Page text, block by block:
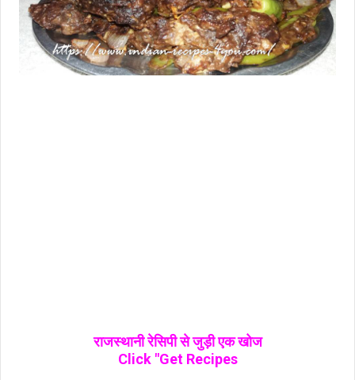
राजस्थानी रेसिपी से जुड़ी एक खोज
Click "Get Recipes